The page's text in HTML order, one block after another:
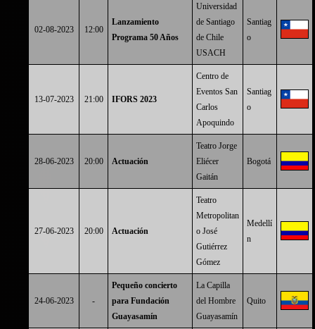
02-08-2023 12:00
Lanzamiento
Programa 50 Años
Universidad
de Santiago
de Chile
USACH
Santiag
o
13-07-2023 21:00 IFORS 2023
Centro de
Eventos San
Carlos
Apoquindo
Santiag
o
28-06-2023 20:00 Actuación
Teatro Jorge
Eliécer
Gaitán
Bogotá
27-06-2023 20:00 Actuación
Teatro
Metropolitan
o José
Gutiérrez
Gómez
Medellí
n
24-06-2023 -
Pequeño concierto
para Fundación
Guayasamín
La Capilla
del Hombre
Guayasamín
Quito